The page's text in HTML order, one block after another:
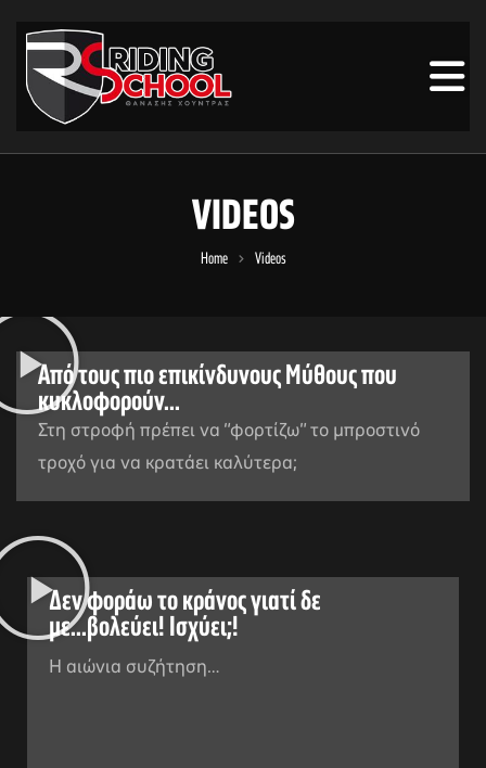
VIDEOS
Home Videos
Από τους πιο επικίνδυνους Μύθους που
κυκλοφορούν...
Στη στροφή πρέπει να “φορτίζω” το μπροστινό
τροχό για να κρατάει καλύτερα;
Δεν φοράω το κράνος γιατί δε
με...βολεύει! Ισχύει;!
Η αιώνια συζήτηση…